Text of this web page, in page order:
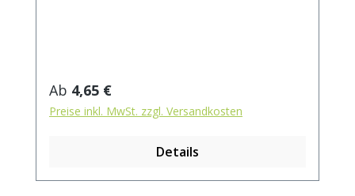
Cardamom. Zubereitung: ca. 15g Tee mit 1
l. kochendem Wasser aufgiessen. Ziehzeit:
max.10 min.
Regulärer Preis:
Ab 4,65 €
Preise inkl. MwSt. zzgl. Versandkosten
Details